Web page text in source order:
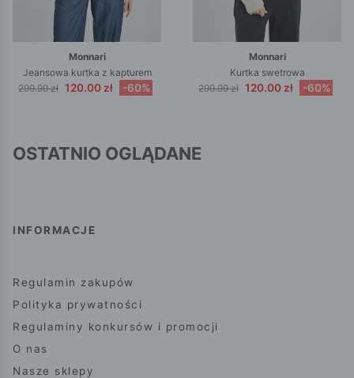
Monnari
Jeansowa kurtka z kapturem
299.99 zł 120.00 zł -60%
Monnari
Kurtka swetrowa
299.99 zł 120.00 zł -60%
OSTATNIO OGLĄDANE
INFORMACJE
Regulamin zakupów
Polityka prywatności
Regulaminy konkursów i promocji
O nas
Nasze sklepy